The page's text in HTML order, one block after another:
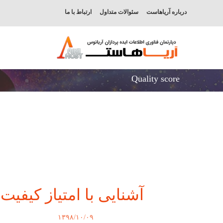
درباره آریاهاست سئوالات متداول ارتباط با ما
Quality score
آشنایی با امتیاز کیفیت
۱۳۹۸/۱۰/۰۹